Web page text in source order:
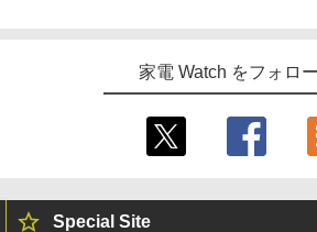
家電 Watch をフォロ
Special Site